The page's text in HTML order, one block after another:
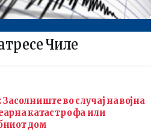
Чиле
во случај на војна
катастрофа или
дом